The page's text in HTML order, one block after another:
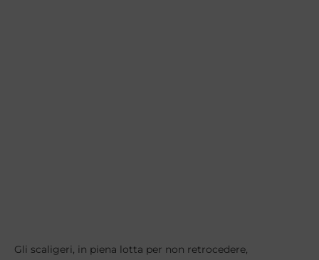
Gli scaligeri, in piena lotta per non retrocedere,